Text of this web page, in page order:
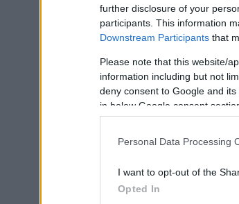
further disclosure of your
participants. This information
Downstream Participants that
Please note that this website/
information including but not
deny consent to Google and
in below Google consent
Personal Data Processing
I want to opt-out of the
Opted In